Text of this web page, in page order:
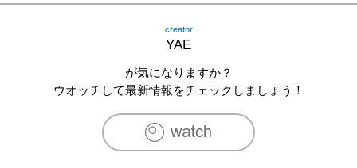
2011　YAE Illustration Exhibition12.5 （東京）
2004　tarohi展 （東京）
2006　scramble展 （東京）
2007　環展 （東京）
creator
YAE
が気になりますか？
ウオッチして最新情報をチェックしましょう！